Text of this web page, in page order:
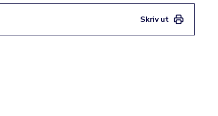
Skriv ut